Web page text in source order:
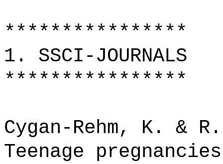
****************
1. SSCI-JOURNALS
****************
Cygan-Rehm, K. &
Teenage